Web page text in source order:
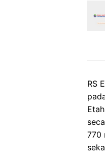
RS
770